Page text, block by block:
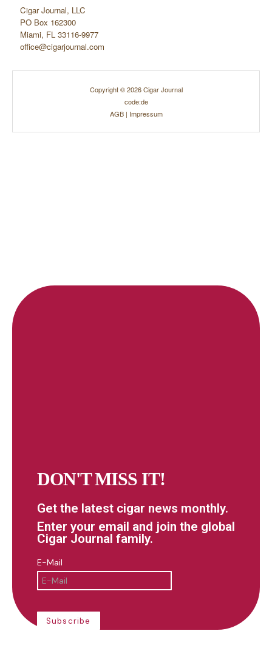
Cigar Journal, LLC
PO Box 162300
Miami, FL 33116-9977
office@cigarjournal.com
Copyright © 2026 Cigar Journal
code:de
AGB| Impressum
DON'T MISS IT!
Get the latest cigar news monthly.
Enter your email and join the global
Cigar Journal family.
E-Mail
Subscribe